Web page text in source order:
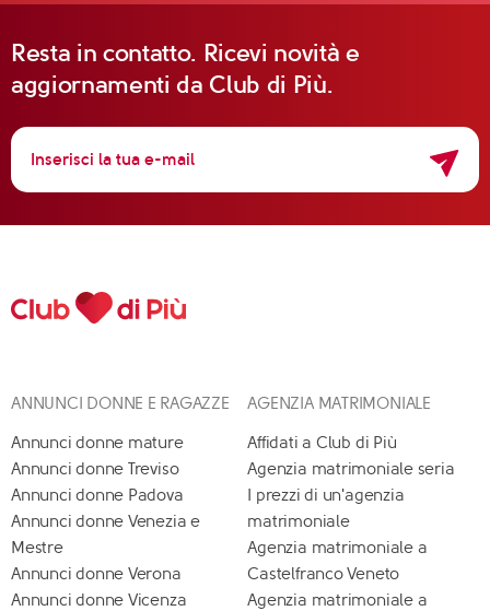
Resta in contatto. Ricevi novità e
aggiornamenti da Club di Più.
ANNUNCI DONNE E RAGAZZE
Annunci donne mature
Annunci donne Treviso
Annunci donne Padova
Annunci donne Venezia e
Mestre
Annunci donne Verona
Annunci donne Vicenza
AGENZIA MATRIMONIALE
Affidati a Club di Più
Agenzia matrimoniale seria
I prezzi di un'agenzia
matrimoniale
Agenzia matrimoniale a
Castelfranco Veneto
Agenzia matrimoniale a